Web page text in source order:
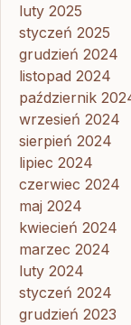
luty 2025
styczeń 2025
grudzień 2024
listopad 2024
październik
wrzesień 2024
sierpień 2024
lipiec 2024
czerwiec 2024
maj 2024
kwiecień 2024
marzec 2024
luty 2024
styczeń 2024
grudzień 2023